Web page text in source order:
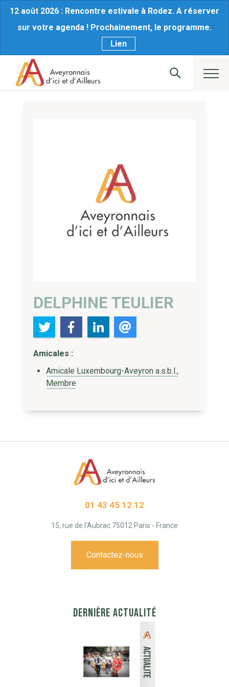
12 août 2026 : Rencontre estivale à Rodez. A réserver
sur votre agenda ! Prochainement, le programme.
Lien
DELPHINE TEULIER
Amicales :
Amicale Luxembourg-Aveyron a.s.b.l.,
Membre
01 43 45 12 12
15, rue de l'Aubrac 75012 Paris - France
Contactez-nous
DERNIÈRE ACTUALITÉ